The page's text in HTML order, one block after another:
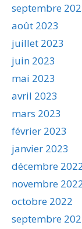
septembre
août 2023
juillet 2023
juin 2023
mai 2023
avril 2023
mars 2023
février 2023
janvier 2023
décembre
novembre
octobre 2022
septembre